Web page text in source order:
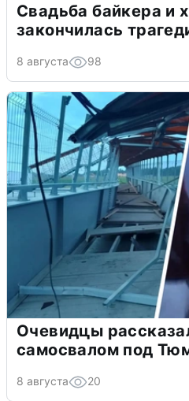
Свадьба байкера и
закончилась
8 августа 98
Очевидцы
самосвалом под
8 августа 20